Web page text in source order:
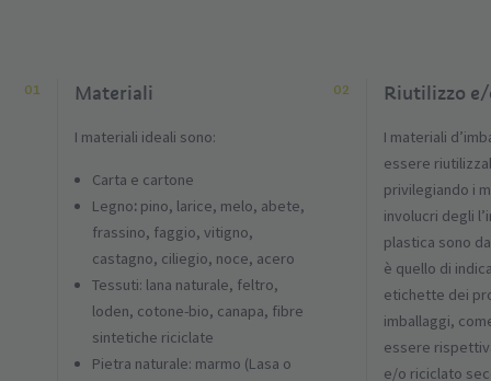
Materiali
I materiali ideali sono:
Carta e cartone
Legno: pino, larice, melo, abete,
frassino, faggio, vitigno,
castagno, ciliegio, noce, acero
Tessuti: lana naturale, feltro,
loden, cotone-bio, canapa, fibre
sintetiche riciclate
Pietra naturale: marmo (Lasa o
Riutilizzo
I materiali
essere
privilegiando i
involucri degli
plastica sono
è quello di
etichette dei
imballaggi,
essere
e/o riciclato